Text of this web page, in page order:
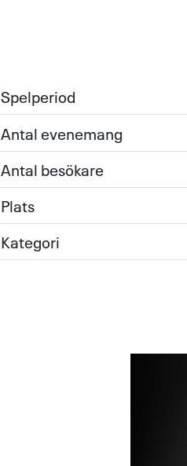
Spelperiod
Antal evenemang
Antal besökare
Plats
Kategori